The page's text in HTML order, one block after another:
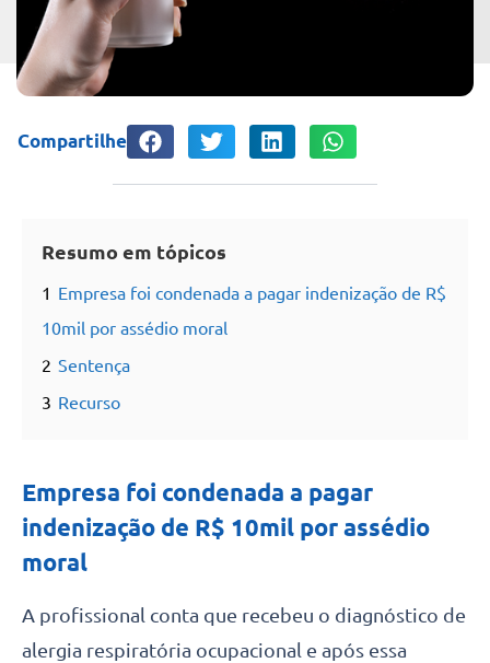
Compartilhe
Resumo em tópicos
1 Empresa foi condenada a pagar indenização de R$
10mil por assédio moral
2 Sentença
3 Recurso
Empresa foi condenada a pagar
indenização de R$ 10mil por assédio
moral
A profissional conta que recebeu o diagnóstico de
alergia respiratória ocupacional e após essa